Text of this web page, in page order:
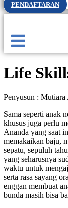
PENDAFTARAN
Life
Penyusun : Mutiara
Sama seperti anak
khusus juga perlu
Ananda yang saat
memakaikan baju,
sepatu, sepuluh
yang seharusnya
waktu untuk
serta rasa sayang
enggan membuat
bunda masih bisa